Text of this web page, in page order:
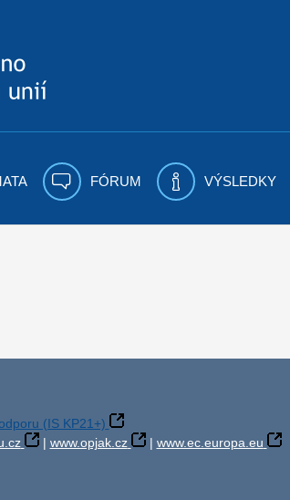
FÓRUM VÝSLEDKY
(IS KP21+)
| www.opjak.cz | www.ec.europa.eu